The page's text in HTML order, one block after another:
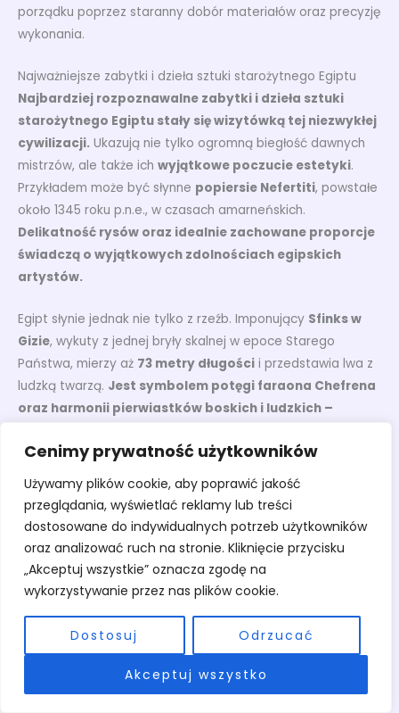
Cenimy prywatność użytkowników
Używamy plików cookie, aby poprawić jakość
przeglądania, wyświetlać reklamy lub treści
dostosowane do indywidualnych potrzeb użytkowników
oraz analizować ruch na stronie. Kliknięcie przycisku
„Akceptuj wszystkie” oznacza zgodę na
wykorzystywanie przez nas plików cookie.
Dostosuj Odrzucać
Akceptuj wszystko
porządku poprzez staranny dobór materiałów oraz precyzję
wykonania.
Najważniejsze zabytki i dzieła sztuki starożytnego Egiptu
Najbardziej rozpoznawalne zabytki i dzieła sztuki
starożytnego Egiptu stały się wizytówką tej niezwykłej
cywilizacji. Ukazują nie tylko ogromną biegłość dawnych
mistrzów, ale także ich wyjątkowe poczucie estetyki.
Przykładem może być słynne popiersie Nefertiti, powstałe
około 1345 roku p.n.e., w czasach amarneńskich.
Delikatność rysów oraz idealnie zachowane proporcje
świadczą o wyjątkowych zdolnościach egipskich
artystów.
Egipt słynie jednak nie tylko z rzeźb. Imponujący Sfinks w
Gizie, wykuty z jednej bryły skalnej w epoce Starego
Państwa, mierzy aż 73 metry długości i przedstawia lwa z
ludzką twarzą. Jest symbolem potęgi faraona Chefrena
oraz harmonii pierwiastków boskich i ludzkich –
„Gęsi z Meidum”
, ozdabiający grobowiec Nefermaatiego i
Itet z okresu IV dynastii, sprzed niemal 2550 lat p.n.e.
Artysta wiernie oddał na nim wodne ptaki nad brzegiem
Nilu, zwracając uwagę na każdy szczegół otaczającej
przyrody.Dzieło to potwierdza wysoki poziom egipskiej
Architektura Nowego Państwa również zadziwia rozmachem
świątynia Hatszepsut w Deir el-Bahari
poświęcona jednej z nielicznych kobiet-faraonów.Jej